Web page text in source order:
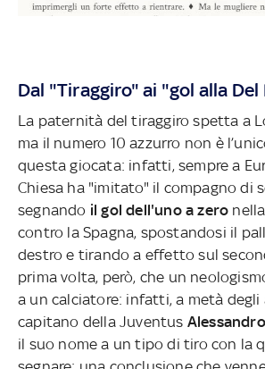
Dal "Tiraggiro" ai "gol alla Del
La paternità del tiraggiro spetta a
ma il numero 10 azzurro non è
questa giocata: infatti, sempre a
Chiesa ha "imitato" il compagno di
segnando il gol dell'uno a zero
contro la Spagna, spostandosi il
destro e tirando a effetto sul
prima volta, però, che un
a un calciatore: infatti, a metà degli
capitano della Juventus
il suo nome a un tipo di tiro con la